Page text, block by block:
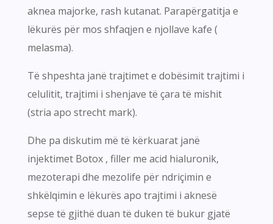
aknea majorke, rash kutanat. Parapërgatitja e
lëkurës për mos shfaqjen e njollave kafe (
melasma).
Të shpeshta janë trajtimet e dobësimit trajtimi i
celulitit, trajtimi i shenjave të çara të mishit
(stria apo strecht mark).
Dhe pa diskutim më të kërkuarat janë
injektimet Botox , filler me acid hialuronik,
mezoterapi dhe mezolife për ndriçimin e
shkëlqimin e lëkurës apo trajtimi i aknesë
sepse të gjithë duan të duken të bukur gjatë